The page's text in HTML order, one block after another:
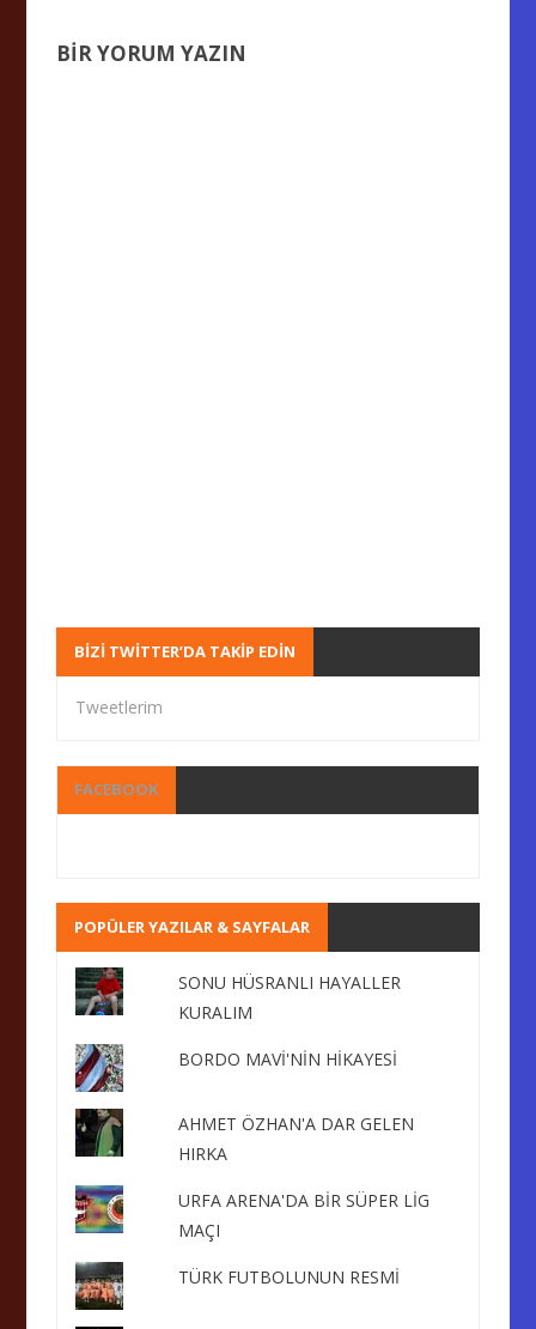
BIR YORUM YAZIN
BIZI TWITTER’DA TAKIP EDIN
Tweetlerim
FACEBOOK
POPÜLER YAZILAR & SAYFALAR
SONU HÜSRANLI HAYALLER
KURALIM
BORDO MAVİ'NİN HİKAYESİ
AHMET ÖZHAN'A DAR GELEN
HIRKA
URFA ARENA'DA BİR SÜPER LİG
MAÇI
TÜRK FUTBOLUNUN RESMİ